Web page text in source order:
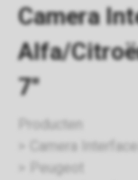
Camera
Alfa/
7"
Producten
Camera
Peugeot